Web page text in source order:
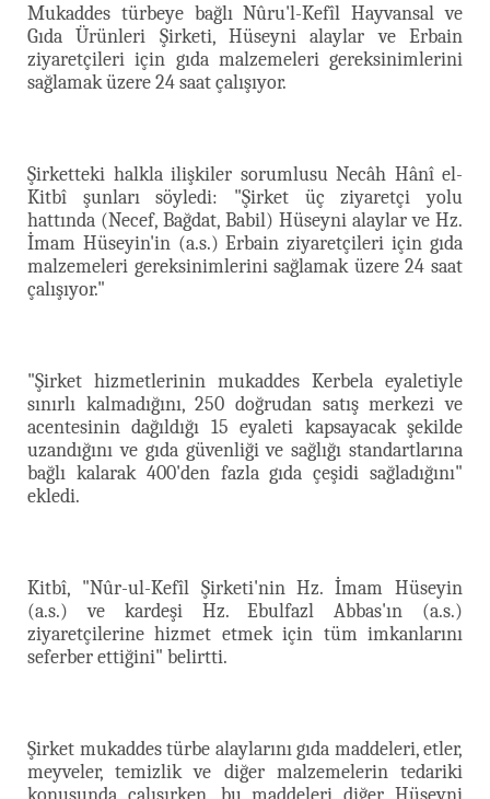
Mukaddes türbeye bağlı Nûru'l-Kefîl Hayvansal ve
Gıda Ürünleri Şirketi, Hüseyni alaylar ve Erbain
ziyaretçileri için gıda malzemeleri gereksinimlerini
sağlamak üzere 24 saat çalışıyor.
Şirketteki halkla ilişkiler sorumlusu Necâh Hânî el-
Kitbî şunları söyledi: "Şirket üç ziyaretçi yolu
hattında (Necef, Bağdat, Babil) Hüseyni alaylar ve Hz.
İmam Hüseyin'in (a.s.) Erbain ziyaretçileri için gıda
malzemeleri gereksinimlerini sağlamak üzere 24 saat
çalışıyor."
"Şirket hizmetlerinin mukaddes Kerbela eyaletiyle
sınırlı kalmadığını, 250 doğrudan satış merkezi ve
acentesinin dağıldığı 15 eyaleti kapsayacak şekilde
uzandığını ve gıda güvenliği ve sağlığı standartlarına
bağlı kalarak 400'den fazla gıda çeşidi sağladığını"
ekledi.
Kitbî, "Nûr-ul-Kefîl Şirketi'nin Hz. İmam Hüseyin
(a.s.)
ve kardeşi Hz. Ebulfazl Abbas'ın (a.s.)
ziyaretçilerine hizmet etmek için tüm imkanlarını
seferber ettiğini" belirtti.
Şirket mukaddes türbe alaylarını gıda maddeleri, etler,
meyveler, temizlik ve diğer malzemelerin tedariki